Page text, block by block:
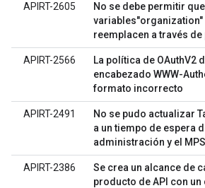
APIRT-2605
No se debe permitir
variables"organization"
reemplacen a través
APIRT-2566
La política de OAuthV2
encabezado WWW-
formato incorrecto
APIRT-2491
No se pudo actualizar
a un tiempo de espera
administración y el MPS
APIRT-2386
Se crea un alcance de
producto de API con